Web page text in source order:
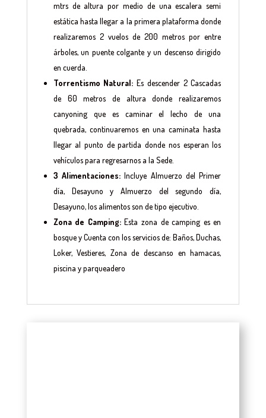
mtrs de altura por medio de una escalera semi
estática hasta llegar a la primera plataforma donde
realizaremos 2 vuelos de 200 metros por entre
árboles, un puente colgante y un descenso dirigido
en cuerda.
Torrentismo Natural: Es descender 2 Cascadas
de 60 metros de altura donde realizaremos
canyoning que es caminar el lecho de una
quebrada, continuaremos en una caminata hasta
llegar al punto de partida donde nos esperan los
vehículos para regresarnos a la Sede.
3 Alimentaciones:Incluye Almuerzo del Primer
día, Desayuno y Almuerzo del segundo día,
Desayuno, los alimentos son de tipo ejecutivo.
Zona de Camping:Esta zona de camping es en
bosque y Cuenta con los servicios de: Baños, Duchas,
Loker, Vestieres, Zona de descanso en hamacas,
piscina y parqueadero